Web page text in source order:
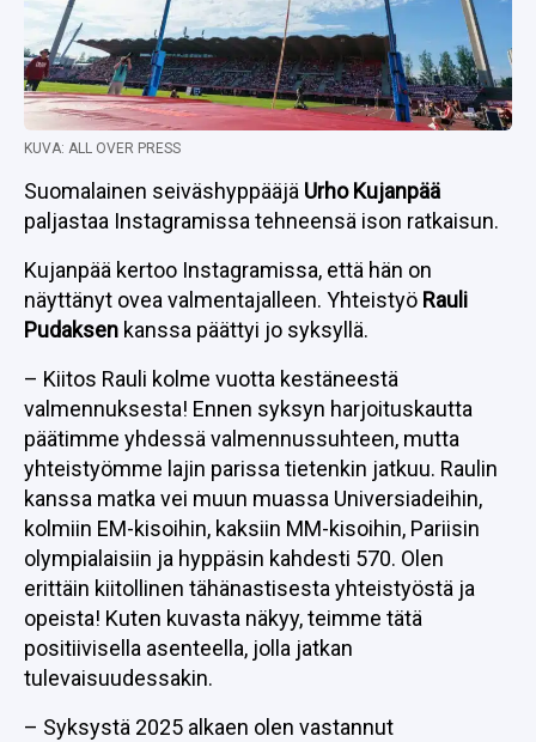
KUVA: ALL OVER PRESS
Suomalainen seiväshyppääjä Urho Kujanpää
paljastaa Instagramissa tehneensä ison ratkaisun.
Kujanpää kertoo Instagramissa, että hän on
näyttänyt ovea valmentajalleen. Yhteistyö Rauli
Pudaksen kanssa päättyi jo syksyllä.
– Kiitos Rauli kolme vuotta kestäneestä
valmennuksesta! Ennen syksyn harjoituskautta
päätimme yhdessä valmennussuhteen, mutta
yhteistyömme lajin parissa tietenkin jatkuu. Raulin
kanssa matka vei muun muassa Universiadeihin,
kolmiin EM-kisoihin, kaksiin MM-kisoihin, Pariisin
olympialaisiin ja hyppäsin kahdesti 570. Olen
erittäin kiitollinen tähänastisesta yhteistyöstä ja
opeista! Kuten kuvasta näkyy, teimme tätä
positiivisella asenteella, jolla jatkan
tulevaisuudessakin.
– Syksystä 2025 alkaen olen vastannut